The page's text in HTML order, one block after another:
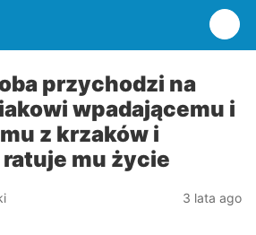
przychodzi na
wpadającemu i
z krzaków i
mu życie
3 lata ago